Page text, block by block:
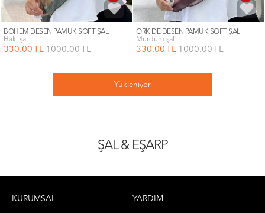
BOHEM DESEN PAMUK SOFT ŞAL
haki şal
330.00 TL 1000.00TL
ORKİDE DESEN PAMUK SOFT ŞAL
mürdüm şal
330.00 TL 1000.00TL
Yükleniyor
ŞAL & EŞARP
KURUMSAL YARDIM